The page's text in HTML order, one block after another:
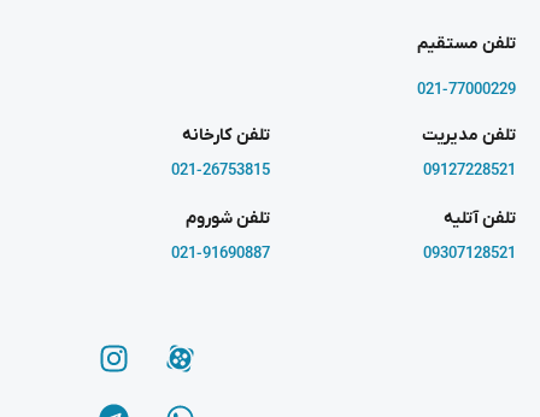
تلفن مستقیم
021-77000229
تلفن مدیریت
09127228521
تلفن کارخانه
021-26753815
تلفن آتلیه
09307128521
تلفن شوروم
021-91690887